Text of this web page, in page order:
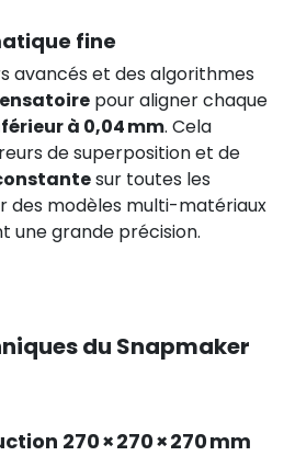
29,08 €
74,92 €
fine
avancés et des algorithmes
pour aligner chaque
à 0,04 mm. Cela
de superposition et de
sur toutes les
des modèles multi-matériaux
une grande précision.
du Snapmaker
270 × 270 × 270 mm